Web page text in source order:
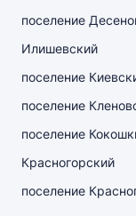
поселение
Илишевский
поселение
поселение
поселение
Красногорский
поселение